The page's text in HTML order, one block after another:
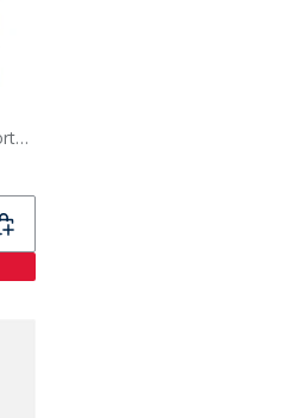
Indicode Herre Indelmare Denimshorts Sort